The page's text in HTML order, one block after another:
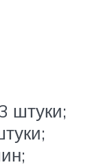
штуки;